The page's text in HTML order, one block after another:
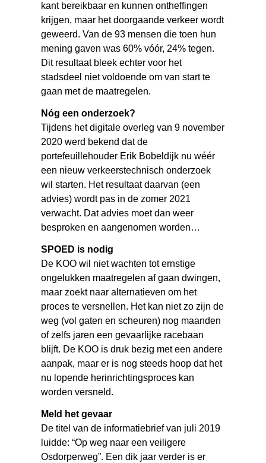
kant bereikbaar en kunnen ontheffingen
krijgen, maar het doorgaande verkeer wordt
geweerd. Van de 93 mensen die toen hun
mening gaven was 60% vóór, 24% tegen.
Dit resultaat bleek echter voor het
stadsdeel niet voldoende om van start te
gaan met de maatregelen.
Nóg een onderzoek?
Tijdens het digitale overleg van 9 november
2020 werd bekend dat de
portefeuillehouder Erik Bobeldijk nu wéér
een nieuw verkeerstechnisch onderzoek
wil starten. Het resultaat daarvan (een
advies) wordt pas in de zomer 2021
verwacht. Dat advies moet dan weer
besproken en aangenomen worden…
SPOED is nodig
De KOO wil niet wachten tot ernstige
ongelukken maatregelen af gaan dwingen,
maar zoekt naar alternatieven om het
proces te versnellen. Het kan niet zo zijn de
weg (vol gaten en scheuren) nog maanden
of zelfs jaren een gevaarlijke racebaan
blijft. De KOO is druk bezig met een andere
aanpak, maar er is nog steeds hoop dat het
nu lopende herinrichtingsproces kan
worden versneld.
Meld het gevaar
De titel van de informatiebrief van juli 2019
luidde: “Op weg naar een veiligere
Osdorperweg”. Een dik jaar verder is er